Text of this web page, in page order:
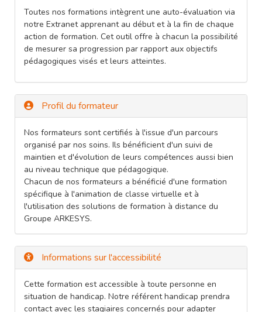
Toutes nos formations intègrent une auto-évaluation via
notre Extranet apprenant au début et à la fin de chaque
action de formation. Cet outil offre à chacun la possibilité
de mesurer sa progression par rapport aux objectifs
pédagogiques visés et leurs atteintes.
Profil du formateur
Nos formateurs sont certifiés à l'issue d'un parcours
organisé par nos soins. Ils bénéficient d'un suivi de
maintien et d'évolution de leurs compétences aussi bien
au niveau technique que pédagogique.
Chacun de nos formateurs a bénéficié d'une formation
spécifique à l'animation de classe virtuelle et à
l'utilisation des solutions de formation à distance du
Groupe ARKESYS.
Informations sur l'accessibilité
Cette formation est accessible à toute personne en
situation de handicap. Notre référent handicap prendra
contact avec les stagiaires concernés pour adapter